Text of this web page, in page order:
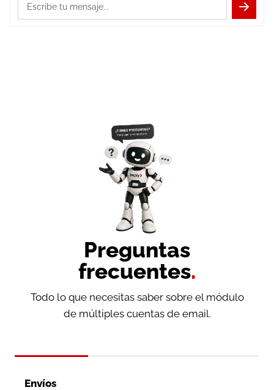
Escribe tu mensaje...
Preguntas
frecuentes.
Todo lo que necesitas saber sobre el módulo
de múltiples cuentas de email.
Envíos